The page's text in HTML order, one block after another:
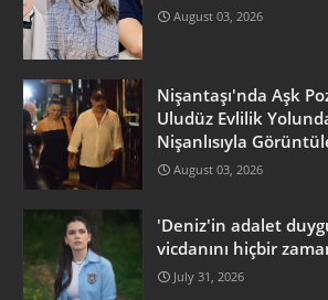
August 03, 2026
Nişantaşı'nda Aşk
Uludüz Evlilik
Nişanlısıyla
August 03, 2026
'Deniz'in adalet
vicdanını hiçbir
July 31, 2026